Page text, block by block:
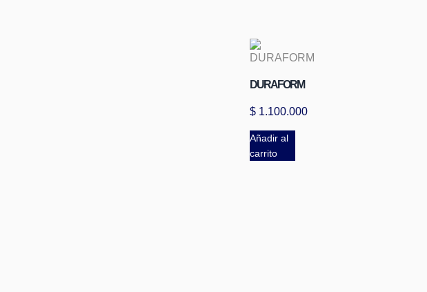
DURAFORM
$ 1.100.000
Añadir al
carrito